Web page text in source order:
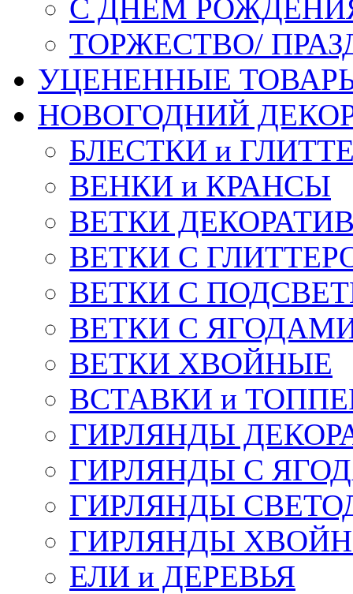
С ДНЕМ
ТОРЖЕСТВО/
УЦЕНЕННЫЕ
НОВОГОДНИЙ
БЛЕСТКИ и
ВЕНКИ и КРАНСЫ
ВЕТКИ
ВЕТКИ С
ВЕТКИ С
ВЕТКИ С
ВЕТКИ ХВОЙНЫЕ
ВСТАВКИ и
ГИРЛЯНДЫ
ГИРЛЯНДЫ С
ГИРЛЯНДЫ
ГИРЛЯНДЫ
ЕЛИ и ДЕРЕВЬЯ